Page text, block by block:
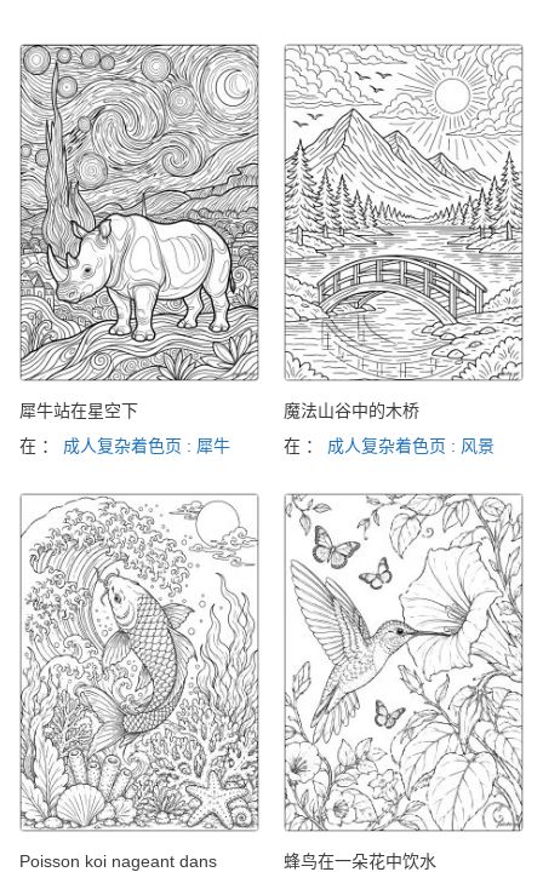
犀牛站在星空下
在 ： 成人复杂着色页 : 犀牛
魔法山谷中的木桥
在 ： 成人复杂着色页 : 风景
Poisson koi nageant dans
蜂鸟在一朵花中饮水